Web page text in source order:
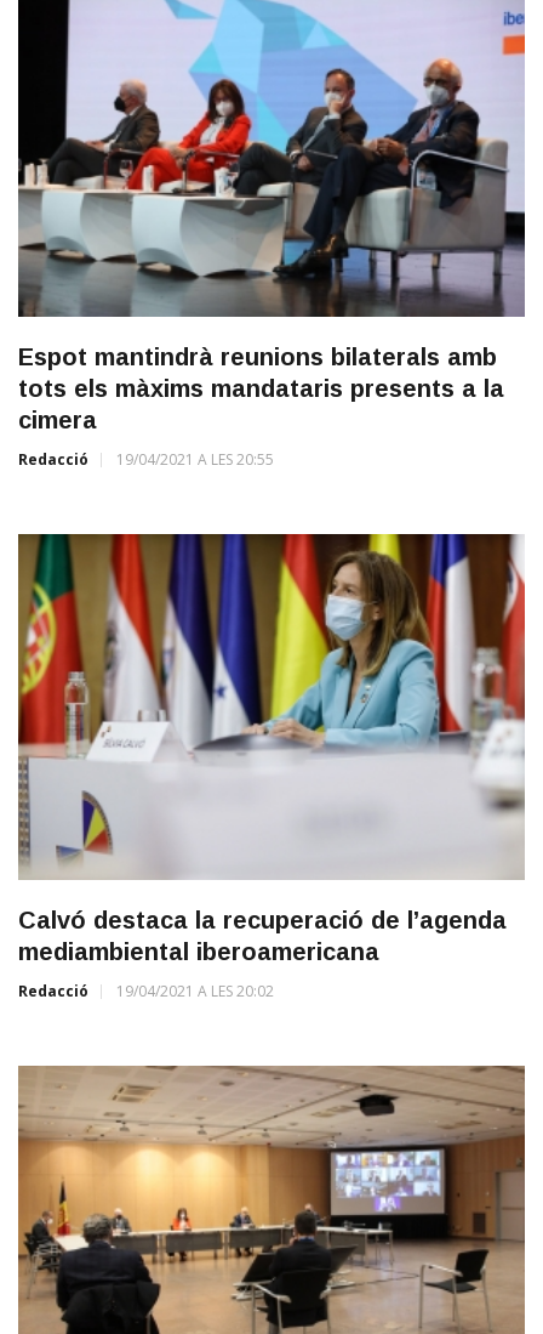
Espot mantindrà reunions bilaterals amb
tots els màxims mandataris presents a la
cimera
Redacció 19/04/2021 A LES 20:55
Calvó destaca la recuperació de l’agenda
mediambiental iberoamericana
Redacció 19/04/2021 A LES 20:02